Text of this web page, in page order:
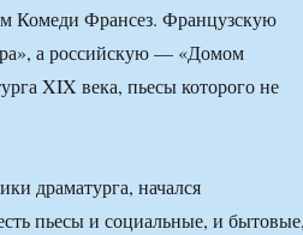
Комеди Франсез. Французскую
а российскую — «Домом
XIX века, пьесы которого не
драматурга, начался
пьесы и социальные, и